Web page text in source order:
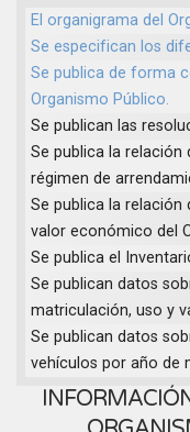
El organigrama del
Se especifican los
Se publica de forma
Organismo Público.
Se publican las
Se publica la
régimen de
Se publica la
valor económico del
Se publica el
Se publican datos
matriculación, uso y
Se publican datos
vehículos por año de